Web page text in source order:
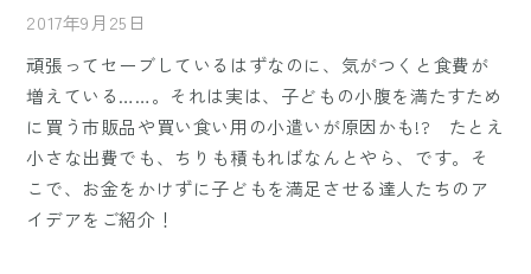
2017年9月25日
頑張ってセーブしているはずなのに、気がつくと食費が
増えている……。それは実は、子どもの小腹を満たすため
に買う市販品や買い食い用の小遣いが原因かも!? たとえ
小さな出費でも、ちりも積もればなんとやら、です。そ
こで、お金をかけずに子どもを満足させる達人たちのア
イデアをご紹介！